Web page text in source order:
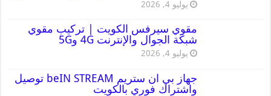
يوليو 4, 2026
مقوي سيرفس الكويت | تركيب مقوي
شبكة الجوال والإنترنت 4G و5G
يوليو 4, 2026
جهاز بي ان ستريم beIN STREAM توصيل
واشتراك فوري بالكويت